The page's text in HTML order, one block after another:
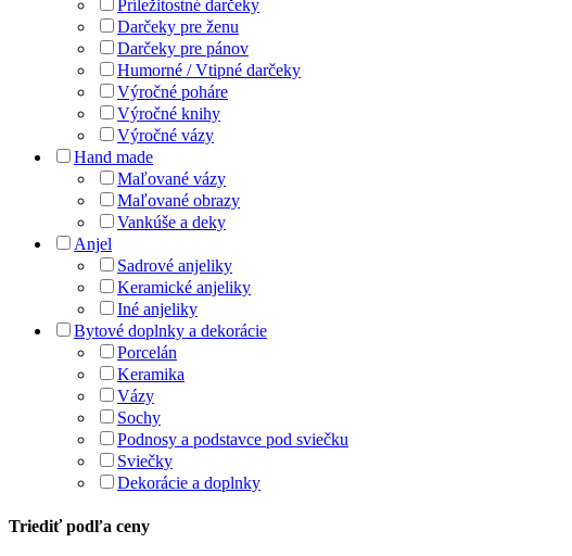
Príležitostné darčeky
Darčeky pre ženu
Darčeky pre pánov
Humorné / Vtipné darčeky
Výročné poháre
Výročné knihy
Výročné vázy
Hand made
Maľované vázy
Maľované obrazy
Vankúše a deky
Anjel
Sadrové anjeliky
Keramické anjeliky
Iné anjeliky
Bytové doplnky a dekorácie
Porcelán
Keramika
Vázy
Sochy
Podnosy a podstavce pod sviečku
Sviečky
Dekorácie a doplnky
Triediť podľa ceny